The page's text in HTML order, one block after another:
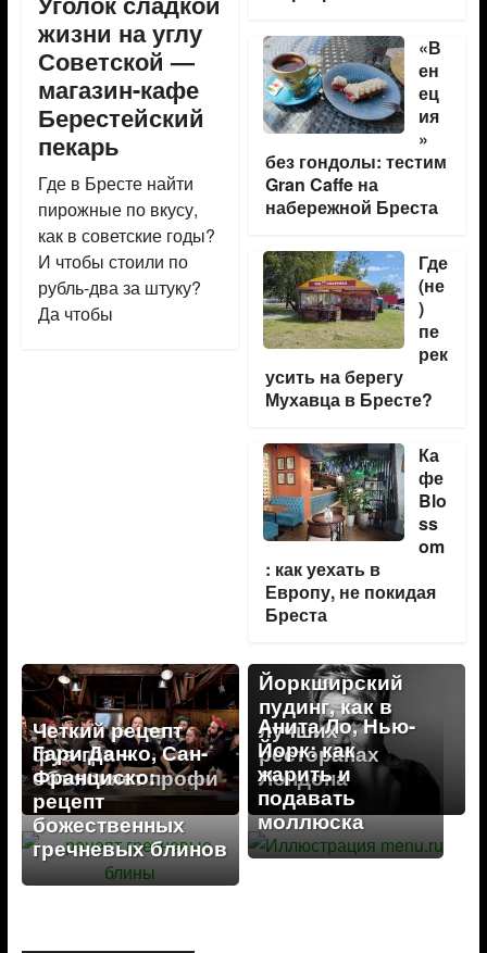
жизни на углу
Советской —
магазин-кафе
Берестейский
пекарь
Где в Бресте найти
пирожные по вкусу,
как в советские годы?
И чтобы стоили по
рубль-два за штуку?
Да чтобы
«В
ен
ец
ия
»
без гондолы: тестим
Gran Caffe на
набережной Бреста
Где
(не
)
пе
рек
усить на берегу
Мухавца в Бресте?
Ка
фе
Blo
ss
om
: как уехать в
Европу, не покидая
Бреста
Четкий рецепт
фуа-гра –
объясняет профи
Йоркширский
пудинг, как в
лучших
ресторанах
Лондона
Гари Данко, Сан-
Франциско:
рецепт
божественных
гречневых блинов
Анита Ло, Нью-
Йорк: как
жарить и
подавать
моллюска